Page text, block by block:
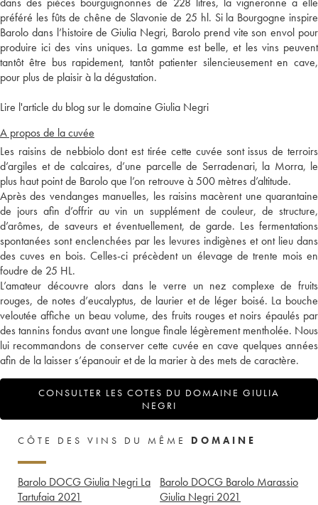
préféré les fûts de chêne de Slavonie de 25 hl. Si la Bourgogne inspire
Barolo dans l’histoire de Giulia Negri, Barolo prend vite son envol pour
produire ici des vins uniques. La gamme est belle, et les vins peuvent
tantôt être bus rapidement, tantôt patienter silencieusement en cave,
pour plus de plaisir à la dégustation.
Lire l'article du blog sur le domaine Giulia Negri
A propos de la cuvée
Les raisins de nebbiolo dont est tirée cette cuvée sont issus de terroirs
d’argiles et de calcaires, d’une parcelle de Serradenari, la Morra, le
plus haut point de Barolo que l’on retrouve à 500 mètres d’altitude.
Après des vendanges manuelles, les raisins macèrent une quarantaine
de jours afin d’offrir au vin un supplément de couleur, de structure,
d’arômes, de saveurs et éventuellement, de garde. Les fermentations
spontanées sont enclenchées par les levures indigènes et ont lieu dans
des cuves en bois. Celles-ci précèdent un élevage de trente mois en
foudre de 25 HL.
L’amateur découvre alors dans le verre un nez complexe de fruits
rouges, de notes d’eucalyptus, de laurier et de léger boisé. La bouche
veloutée affiche un beau volume, des fruits rouges et noirs épaulés par
des tannins fondus avant une longue finale légèrement mentholée. Nous
lui recommandons de conserver cette cuvée en cave quelques années
afin de la laisser s’épanouir et de la marier à des mets de caractère.
CONSULTER LES COTES DU DOMAINE GIULIA
NEGRI
CÔTE DES VINS DU MÊME DOMAINE
Barolo DOCG Giulia Negri La
Tartufaia 2021
Barolo DOCG Barolo Marassio
Giulia Negri 2021